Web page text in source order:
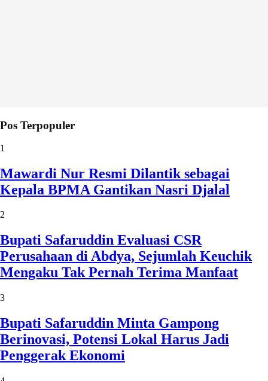
Pos Terpopuler
1
Mawardi Nur Resmi Dilantik sebagai
Kepala BPMA Gantikan Nasri Djalal
2
Bupati Safaruddin Evaluasi CSR
Perusahaan di Abdya, Sejumlah Keuchik
Mengaku Tak Pernah Terima Manfaat
3
Bupati Safaruddin Minta Gampong
Berinovasi, Potensi Lokal Harus Jadi
Penggerak Ekonomi